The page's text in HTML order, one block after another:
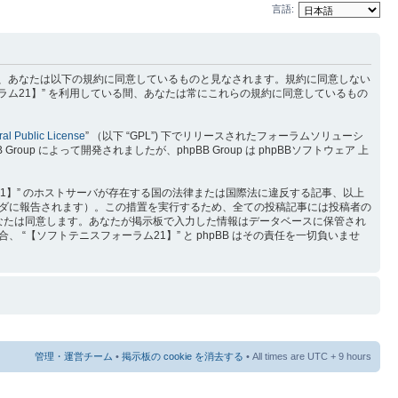
言語:
あなたは以下の規約に同意しているものと見なされます。規約に同意しない
21】” を利用している間、あなたは常にこれらの規約に同意しているもの
Public License” （以下 “GPL”) 下でリリースされたフォーラムソリューシ
によって開発されましたが、phpBB Group は phpBBソフトウェア 上
” のホストサーバが存在する国の法律または国際法に違反する記事、以上
報告されます）。この措置を実行するため、全ての投稿記事には投稿者の
は同意します。あなたが掲示板で入力した情報はデータベースに保管され
“【ソフトテニスフォーラム21】” と phpBB はその責任を一切負いませ
管理・運営チーム • 掲示板の cookie を消去する • All times are UTC + 9 hours